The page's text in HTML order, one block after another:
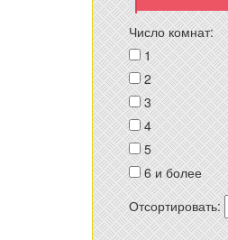
Число комнат:
1
2
3
4
5
6 и более
Отсортировать: